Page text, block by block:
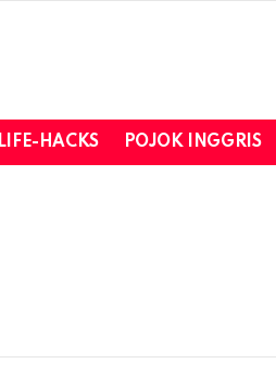
LIFE-HACKS POJOK INGGRIS